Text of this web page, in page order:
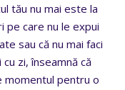
tău nu mai este la
pe care nu le expui
sau că nu mai faci
zi, înseamnă că
momentul pentru o